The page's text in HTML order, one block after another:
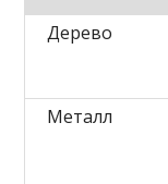
Дерево
Металл